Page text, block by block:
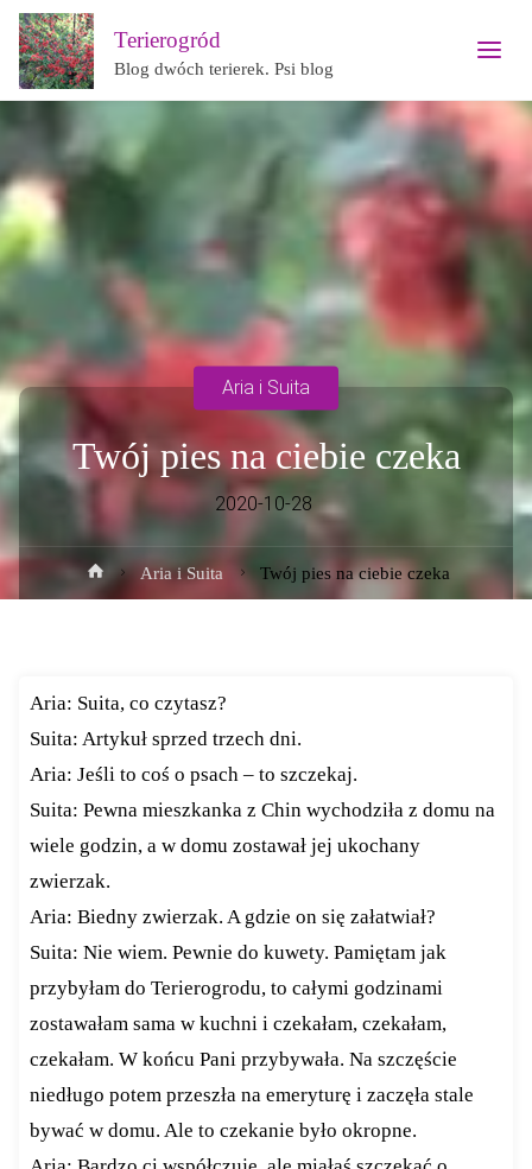
Terierogród
Blog dwóch terierek. Psi blog
Twój pies na ciebie czeka
2020-10-28
Aria i Suita
Strona
główna
Aria i Suita Twój pies na ciebie czeka
Aria: Suita, co czytasz?
Suita: Artykuł sprzed trzech dni.
Aria: Jeśli to coś o psach – to szczekaj.
Suita: Pewna mieszkanka z Chin wychodziła z domu na
wiele godzin, a w domu zostawał jej ukochany
zwierzak.
Aria: Biedny zwierzak. A gdzie on się załatwiał?
Suita: Nie wiem. Pewnie do kuwety. Pamiętam jak
przybyłam do Terierogrodu, to całymi godzinami
zostawałam sama w kuchni i czekałam, czekałam,
czekałam. W końcu Pani przybywała. Na szczęście
niedługo potem przeszła na emeryturę i zaczęła stale
bywać w domu. Ale to czekanie było okropne.